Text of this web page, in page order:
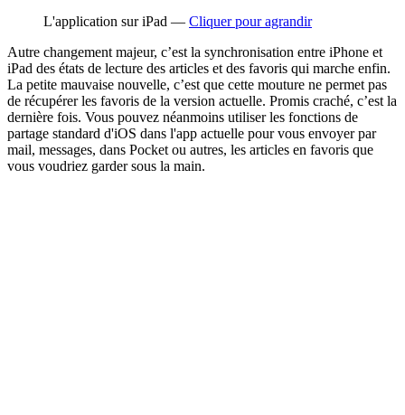
L'application sur iPad — Cliquer pour agrandir
Autre changement majeur, c’est la synchronisation entre iPhone et
iPad des états de lecture des articles et des favoris qui marche enfin.
La petite mauvaise nouvelle, c’est que cette mouture ne permet pas
de récupérer les favoris de la version actuelle. Promis craché, c’est la
dernière fois. Vous pouvez néanmoins utiliser les fonctions de
partage standard d'iOS dans l'app actuelle pour vous envoyer par
mail, messages, dans Pocket ou autres, les articles en favoris que
vous voudriez garder sous la main.